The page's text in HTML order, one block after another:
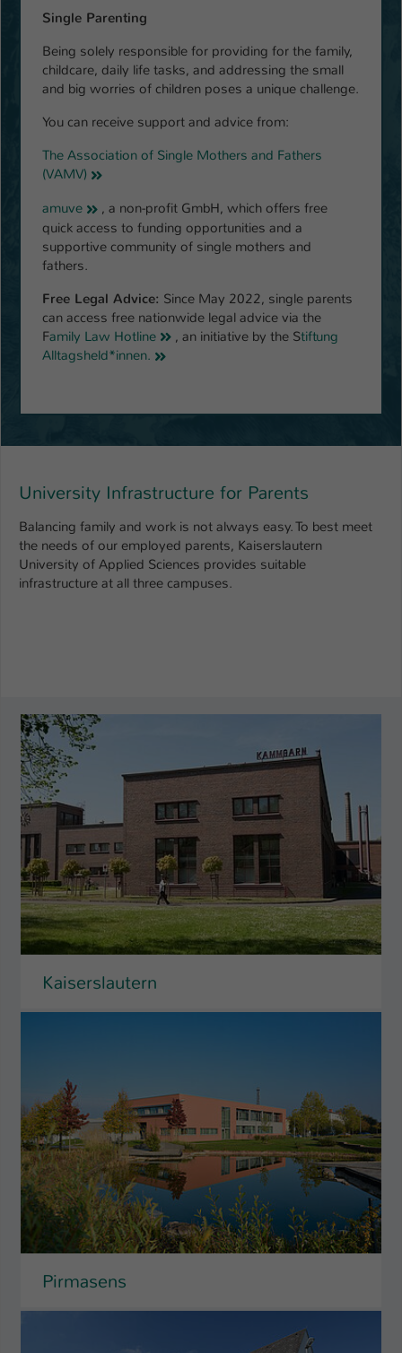
Single Parenting
Being solely responsible for providing for the family,
childcare, daily life tasks, and addressing the small
and big worries of children poses a unique challenge.
You can receive support and advice from:
The Association of Single Mothers and Fathers
(VAMV)
amuve
, a non-profit GmbH, which offers free
quick access to funding opportunities and a
supportive community of single mothers and
fathers.
Free Legal Advice: Since May 2022, single parents
can access free nationwide legal advice via the
Family Law Hotline , an initiative by the Stiftung
Alltagsheld*innen.
University Infrastructure for Parents
Balancing family and work is not always easy. To best meet
the needs of our employed parents, Kaiserslautern
University of Applied Sciences provides suitable
infrastructure at all three campuses.
Kaiserslautern
Pirmasens